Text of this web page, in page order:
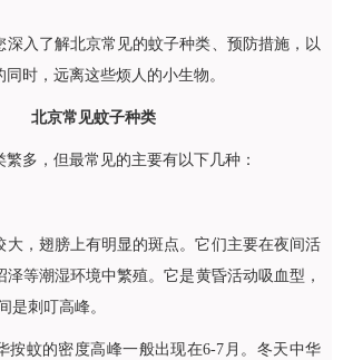
深入了解北京常见的蚊子种类、预防措施，以
时，远离这些烦人的小生物。
北京常见蚊子种类
多，但最常见的主要有以下几种：
大，翅膀上有明显的斑点。它们主要在夜间活
等潮湿环境中繁殖。它是黄昏活动吸血型，
是刺叮高峰。
按蚊的密度高峰一般出现在6-7月。冬天中华